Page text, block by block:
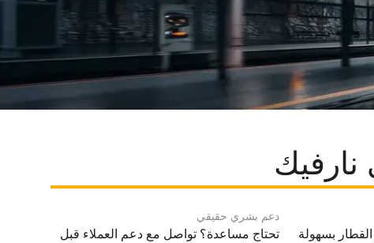
نارفيك
بسهولة
دعم بشري حقيقي
تحتاج مساعدة؟ تواصل مع دعم العملاء قبل